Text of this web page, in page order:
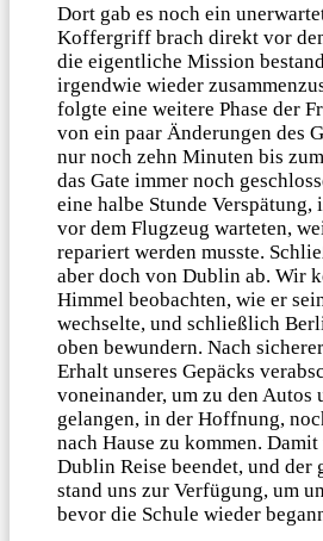
Dort gab es noch ein
Koffergriff brach direkt vor
die eigentliche Mission
irgendwie wieder
folgte eine weitere Phase der
von ein paar Änderungen des
nur noch zehn Minuten bis
das Gate immer noch
eine halbe Stunde
vor dem Flugzeug warteten,
repariert werden musste.
aber doch von Dublin ab. Wir
Himmel beobachten, wie er
wechselte, und schließlich
oben bewundern. Nach
Erhalt unseres Gepäcks
voneinander, um zu den Autos
gelangen, in der Hoffnung,
nach Hause zu kommen. Damit
Dublin Reise beendet, und der
stand uns zur Verfügung, um
bevor die Schule wieder